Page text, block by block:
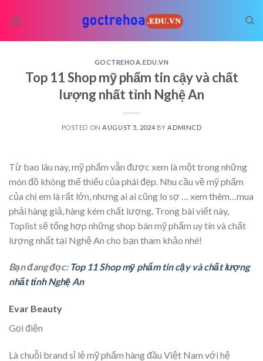
GOCTREHOA.EDU.VN
Top 11 Shop mỹ phẩm tin cậy và chất
lượng nhất tỉnh Nghệ An
POSTED ON AUGUST 5, 2024 BY ADMINCD
Từ bao lâu nay, mỹ phẩm vẫn được xem là một trong những
món đồ không thể thiếu của phái đẹp. Nhu cầu về mỹ phẩm
của chị em là rất lớn, nhưng ai ai cũng lo sợ
… xem thêm… mua
phải hàng giả, hàng kém chất lượng. Trong bài viết này,
Toplist sẽ tổng hợp những shop bán mỹ phẩm uy tín và chất
lượng nhất tại Nghệ An cho bạn tham khảo nhé!
Bạn đang đọc: Top 11 Shop mỹ phẩm tin cậy và chất lượng
nhất tỉnh Nghệ An
Evar Beauty
Gọi điện
Là chuỗi brand sỉ lẻ mỹ phẩm hàng đầu Việt Nam với hệ